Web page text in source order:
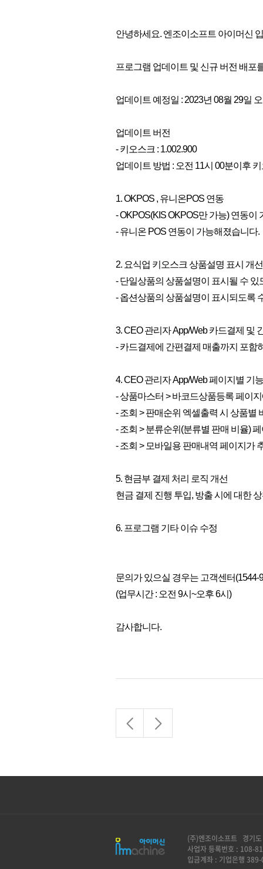
안녕하세요. 엔조이소프트 아이머신
프로그램 업데이트 및 신규 버전 배포
업데이트 예정일 : 2023년 08월 29일
업데이트 버전
- 키오스크 : 1.002.900
업데이트 방법 : 오전 11시 00분이후
1. OKPOS , 유니온POS 연동
- OKPOS(KIS OKPOS만 가능) 연동이
- 유니온 POS 연동이 가능해졌습니다.
2. 요식업 키오스크 상품설명 표시 개선
- 단일상품의 상품설명이 표시될 수
- 옵션상품의 상품설명이 표시되도록
3. CEO 관리자 App/Web 카드결제 및
- 카드결제에 간편결제 매출까지 포함
4. CEO 관리자 App/Web 페이지별 기
- 상품마스터 > 바코드상품등록 페이
- 조회 > 판매순위 엑셀출력 시 상품별
- 조회 > 분류순위(분류별 판매 비율)
- 조회 > 모바일용 판매내역 페이지가
5. 현금부 결제 처리 로직 개선
현금 결제 진행 투입, 방출 시에 대한
6. 프로그램 기타 이슈 수정
문의가 있으실 경우는 고객센터
(업무시간 : 오전 9시~오후 6시)
감사합니다.
(주)엔조이소프트 경기
사업자 등록번호 : 108-
입금계좌 : 기업은행